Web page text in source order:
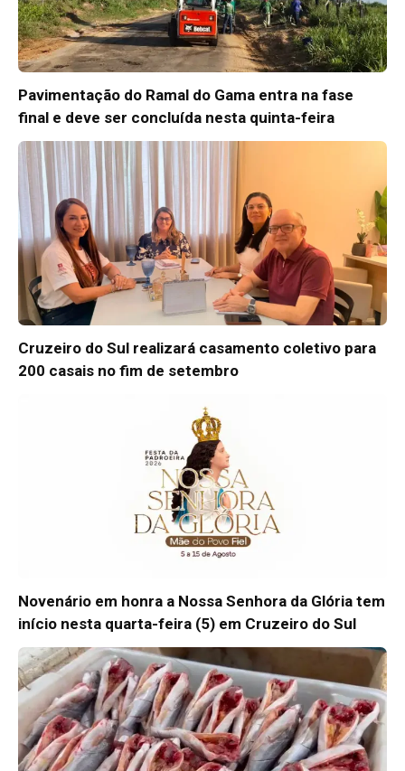
Pavimentação do Ramal do Gama entra na fase
final e deve ser concluída nesta quinta-feira
Cruzeiro do Sul realizará casamento coletivo para
200 casais no fim de setembro
Novenário em honra a Nossa Senhora da Glória tem
início nesta quarta-feira (5) em Cruzeiro do Sul